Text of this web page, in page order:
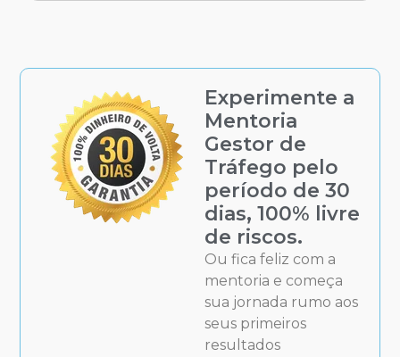
Experimente a
Mentoria
Gestor de
Tráfego pelo
período de 30
dias, 100% livre
de riscos.
Ou fica feliz com a
mentoria e começa
sua jornada rumo aos
seus primeiros
resultados